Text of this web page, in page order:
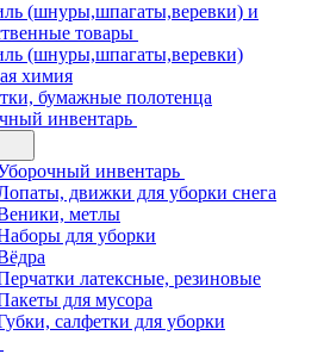
(шнуры,шпагаты,веревки) и
товары
(шнуры,шпагаты,веревки)
химия
бумажные полотенца
инвентарь
инвентарь
движки для уборки снега
метлы
для уборки
латексные, резиновые
для мусора
салфетки для уборки